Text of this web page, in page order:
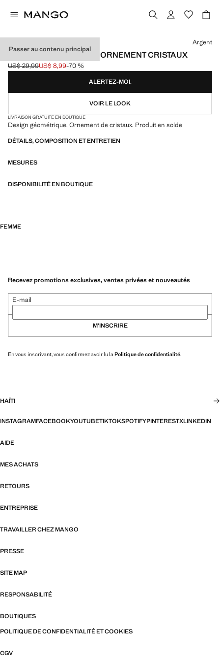
Passer au contenu principal
BAGUE GÉOMÉTRIQUE ORNEMENT CRISTAUX
Prix initial barré [US$ 29,99 ]
US$ 29,99
Prix actuel [US$ 8,99 ]
US$ 8,99-70 %
Choisissez une couleur
Argent
ALERTEZ-MOI.
VOIR LE LOOK
LIVRAISON GRATUITE EN BOUTIQUE
Design géométrique. Ornement de cristaux. Produit en solde
DÉTAILS, COMPOSITION ET ENTRETIEN
MESURES
DISPONIBILITÉ EN BOUTIQUE
FEMME
Recevez promotions exclusives, ventes privées et nouveautés
E-mail
M’INSCRIRE
En vous inscrivant, vous confirmez avoir lu la Politique de confidentialité.
HAÏTI
INSTAGRAMFACEBOOKYOUTUBETIKTOKSPOTIFYPINTERESTXLINKEDIN
AIDE
MES ACHATS
RETOURS
ENTREPRISE
TRAVAILLER CHEZ MANGO
PRESSE
SITE MAP
RESPONSABILITÉ
BOUTIQUES
POLITIQUE DE CONFIDENTIALITÉ ET COOKIES
CGV